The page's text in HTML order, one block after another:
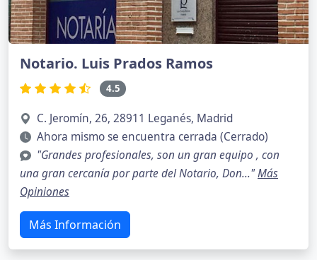
Notario. Luis Prados Ramos
4.5
C. Jeromín, 26, 28911 Leganés, Madrid
Ahora mismo se encuentra cerrada (Cerrado)
"Grandes profesionales, son un gran equipo , con
una gran cercanía por parte del Notario, Don..."Más
Opiniones
Más Información